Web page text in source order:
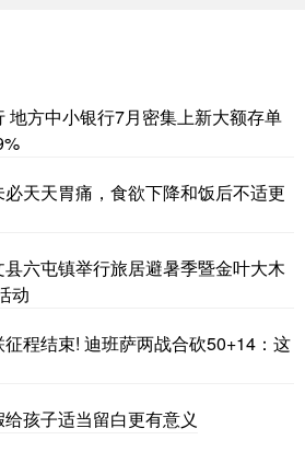
地方中小银行7月密集上新大额存单
天天胃痛，食欲下降和饭后不适更
六屯镇举行旅居避暑季暨金叶大木
动
程结束! 迪班萨两战合砍50+14：这
孩子适当留白更有意义